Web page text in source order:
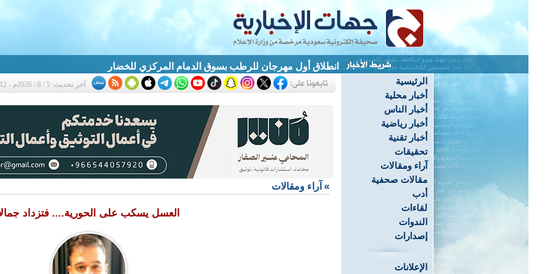
انطلاق أول مهرجان للرطب بسوق الدمام المركزي للخضار
الرئيسية
أخبار محلية
أخبار الناس
أخبار رياضية
أخبار تقنية
تحقيقات
آراء ومقالات
مقالات صحفية
أدب
لقاءات
الندوات
إصدارات
الإعلانات
آخر تحديث: 5 / 8 / 2026م - 10:12 م
» آراء ومقالات
العسل يسكب على الحورية.... فتزداد